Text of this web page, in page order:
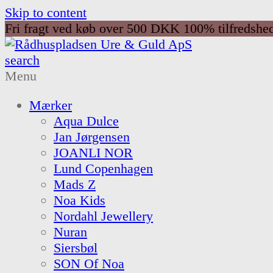
Skip to content
Fri fragt ved køb over 500 DKK 100%
search
Menu
Mærker
Aqua Dulce
Jan Jørgensen
JOANLI NOR
Lund Copenhagen
Mads Z
Noa Kids
Nordahl Jewellery
Nuran
Siersbøl
SON Of Noa